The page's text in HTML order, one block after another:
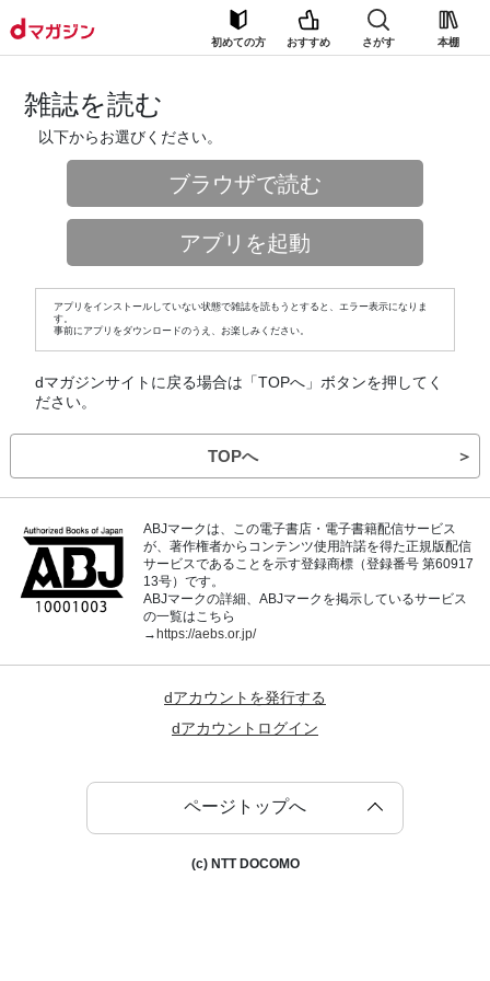
初めての方 おすすめ さがす 本棚
雑誌を読む
以下からお選びください。
ブラウザで読む
アプリを起動
アプリをインストールしていない状態で雑誌を読もうとすると、エラー表示になりま
す。
事前にアプリをダウンロードのうえ、お楽しみください。
dマガジンサイトに戻る場合は「TOPへ」ボタンを押してく
ださい。
TOPへ ＞
ABJマークは、この電子書店・電子書籍配信サービス
が、著作権者からコンテンツ使用許諾を得た正規版配信
サービスであることを示す登録商標（登録番号 第60917
13号）です。
ABJマークの詳細、ABJマークを掲示しているサービス
の一覧はこちら
→https://aebs.or.jp/
dアカウントを発行する
dアカウントログイン
ページトップへ
(c) NTT DOCOMO